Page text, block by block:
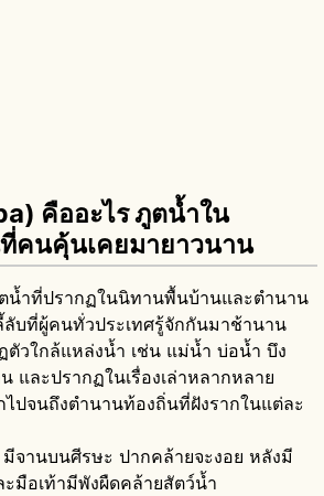
คืออะไร ภูตน้ำใน
คนคุ้นเคยมายาวนาน
น้ำที่ปรากฏในนิทานพื้นบ้านและตำนาน
บที่ผู้คนทั่วประเทศรู้จักกันมาช้านาน
ตัวใกล้แหล่งน้ำ เช่น แม่น้ำ บ่อน้ำ บึง
และปรากฏในเรื่องเล่าหลากหลาย
ปจนถึงตำนานท้องถิ่นที่ฝังรากในแต่ละ
จานบนศีรษะ ปากคล้ายจะงอย หลังมี
ะมือเท้ามีพังผืดคล้ายสัตว์น้ำ